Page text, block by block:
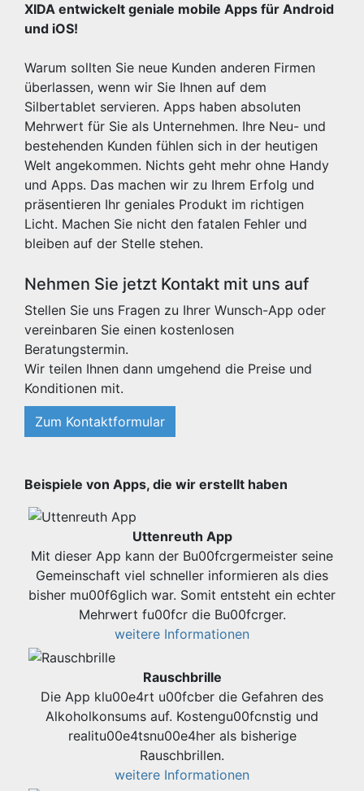
XIDA entwickelt geniale mobile Apps für Android
und iOS!
Warum sollten Sie neue Kunden anderen Firmen
überlassen, wenn wir Sie Ihnen auf dem
Silbertablet servieren. Apps haben absoluten
Mehrwert für Sie als Unternehmen. Ihre Neu- und
bestehenden Kunden fühlen sich in der heutigen
Welt angekommen. Nichts geht mehr ohne Handy
und Apps. Das machen wir zu Ihrem Erfolg und
präsentieren Ihr geniales Produkt im richtigen
Licht. Machen Sie nicht den fatalen Fehler und
bleiben auf der Stelle stehen.
Nehmen Sie jetzt Kontakt mit uns auf
Stellen Sie uns Fragen zu Ihrer Wunsch-App oder
vereinbaren Sie einen kostenlosen
Beratungstermin.
Wir teilen Ihnen dann umgehend die Preise und
Konditionen mit.
Zum Kontaktformular
Beispiele von Apps, die wir erstellt haben
Uttenreuth App
Mit dieser App kann der Bu00fcrgermeister seine
Gemeinschaft viel schneller informieren als dies
bisher mu00f6glich war. Somit entsteht ein echter
Mehrwert fu00fcr die Bu00fcrger.
weitere Informationen
Rauschbrille
Die App klu00e4rt u00fcber die Gefahren des
Alkoholkonsums auf. Kostengu00fcnstig und
realitu00e4tsnu00e4her als bisherige
Rauschbrillen.
weitere Informationen